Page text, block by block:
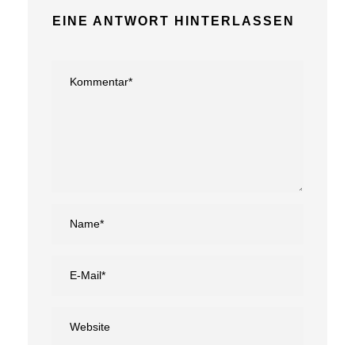
EINE ANTWORT HINTERLASSEN